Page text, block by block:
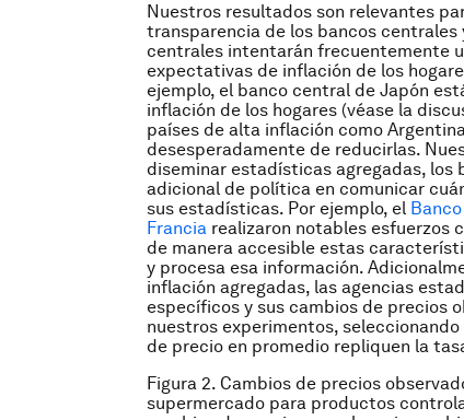
Nuestros resultados son relevantes
transparencia de los bancos
centrales intentarán frecuentemente
expectativas de inflación de los
ejemplo, el banco central de Japón
inflación de los hogares (véase la
países de alta inflación como
desesperadamente de reducirlas.
diseminar estadísticas agregadas, los
adicional de política en comunicar
sus estadísticas. Por ejemplo, el
Francia realizaron notables esfuerzos
de manera accesible estas
y procesa esa información.
inflación agregadas, las agencias
específicos y sus cambios de precios
nuestros experimentos,
de precio en promedio repliquen la
Figura 2. Cambios de precios
supermercado para productos